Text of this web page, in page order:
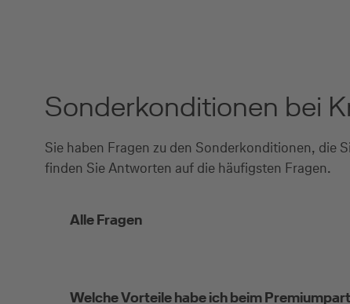
Sonderkonditionen bei
Sie haben Fragen zu den Sonderkonditionen, die
finden Sie Antworten auf die häufigsten Fragen.
Alle Fragen
Welche Vorteile habe ich beim